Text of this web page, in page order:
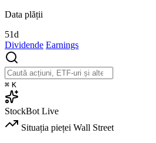
Data plății
51d
Dividende Earnings
⌘ K
StockBot Live
Situația pieței Wall Street